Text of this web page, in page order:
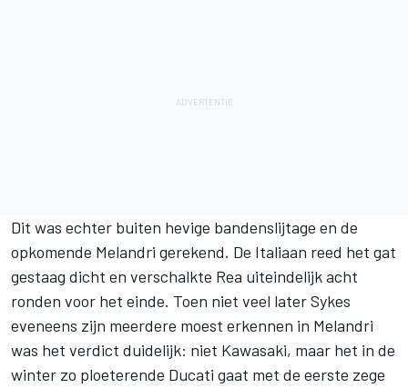
Dit was echter buiten hevige bandenslijtage en de
opkomende Melandri gerekend. De Italiaan reed het gat
gestaag dicht en verschalkte Rea uiteindelijk acht
ronden voor het einde. Toen niet veel later Sykes
eveneens zijn meerdere moest erkennen in Melandri
was het verdict duidelijk: niet Kawasaki, maar het in de
winter zo ploeterende Ducati gaat met de eerste zege